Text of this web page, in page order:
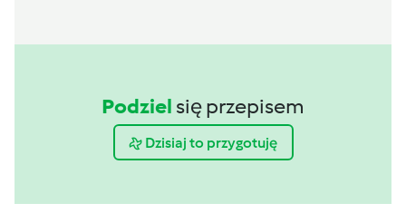
Podziel się przepisem
Dzisiaj to przygotuję